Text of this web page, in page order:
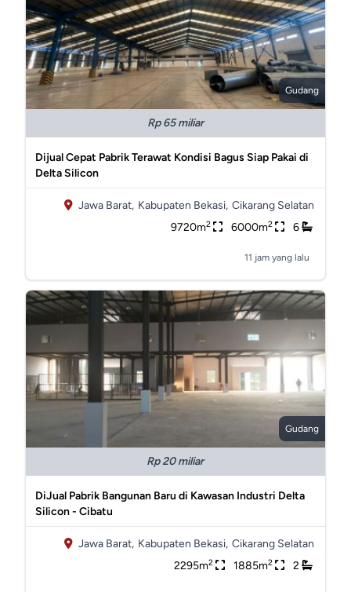
Gudang
Rp 65 miliar
Dijual Cepat Pabrik Terawat Kondisi Bagus Siap Pakai di
Delta Silicon
Jawa Barat, Kabupaten Bekasi, Cikarang Selatan
9720m2 6000m2 6
11 jam yang lalu
Gudang
Rp 20 miliar
DiJual Pabrik Bangunan Baru di Kawasan Industri Delta
Silicon - Cibatu
Jawa Barat, Kabupaten Bekasi, Cikarang Selatan
2295m2 1885m2 2